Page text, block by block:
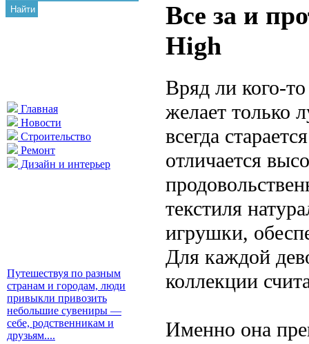
Найти
Главная
Новости
Строительство
Ремонт
Дизайн и интерьер
Путешествуя по разным
странам и городам, люди
привыкли привозить
небольшие сувениры —
себе, родственникам и
друзьям....
Все за и
High
Вряд ли кого-
желает только
всегда
отличается
текстиля
игрушки,
Для каждой
коллекции
Именно она